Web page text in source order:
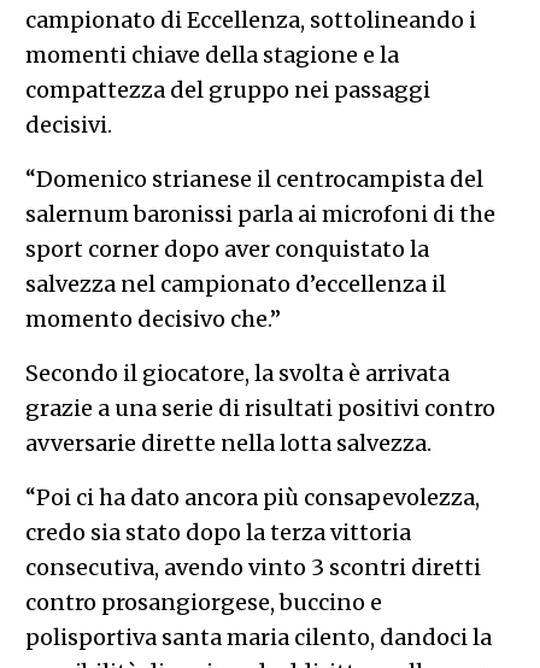
campionato di Eccellenza, sottolineando i
momenti chiave della stagione e la
compattezza del gruppo nei passaggi
decisivi.
“Domenico strianese il centrocampista del
salernum baronissi parla ai microfoni di the
sport corner dopo aver conquistato la
salvezza nel campionato d’eccellenza il
momento decisivo che.”
Secondo il giocatore, la svolta è arrivata
grazie a una serie di risultati positivi contro
avversarie dirette nella lotta salvezza.
“Poi ci ha dato ancora più consapevolezza,
credo sia stato dopo la terza vittoria
consecutiva, avendo vinto 3 scontri diretti
contro prosangiorgese, buccino e
polisportiva santa maria cilento, dandoci la